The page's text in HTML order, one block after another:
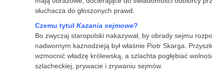
słuchacza do głoszonych prawd.
Czemu tytuł Kazania sejmowe?
Bo zwyczaj staropolski nakazywał, by obrady sejmu
nadwornym kaznodzieją był właśnie Piotr Skarga.
wzmocnić władzę królewską, a szlachta pogłębiać
szlacheckiej, prywacie i zrywaniu sejmów.